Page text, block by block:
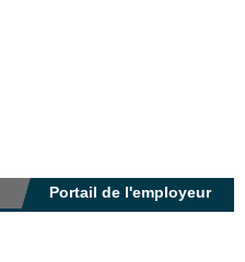
Portail de l'employeur